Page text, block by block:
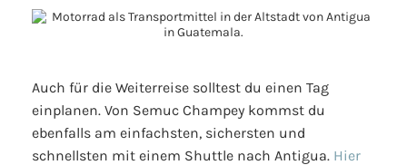
Auch für die Weiterreise solltest du einen Tag
einplanen. Von Semuc Champey kommst du
ebenfalls am einfachsten, sichersten und
schnellsten mit einem Shuttle nach Antigua. Hier